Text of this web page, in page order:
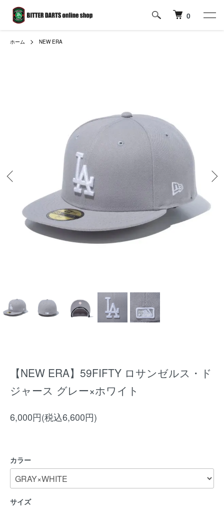
0
ホーム NEW ERA
【NEW ERA】59FIFTY ロサンゼルス・ド
ジャース グレー×ホワイト
6,000円(税込6,600円)
カラー
サイズ